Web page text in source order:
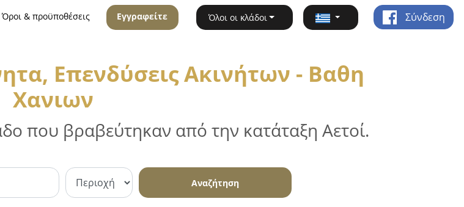
Όροι & προϋποθέσεις Εγγραφείτε Όλοι οι κλάδοι Σύνδεση
Επενδύσεις Ακινήτων - Βαθη
Χανιων
που βραβεύτηκαν από την κατάταξη Αετοί.
Αναζήτηση